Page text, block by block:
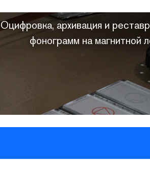
Оцифровка, архивация и
фонограмм на магнитной